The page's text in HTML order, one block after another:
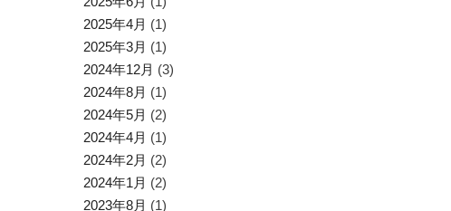
2025年4月 (1)
2025年3月 (1)
2024年12月 (3)
2024年8月 (1)
2024年5月 (2)
2024年4月 (1)
2024年2月 (2)
2024年1月 (2)
2023年8月 (1)